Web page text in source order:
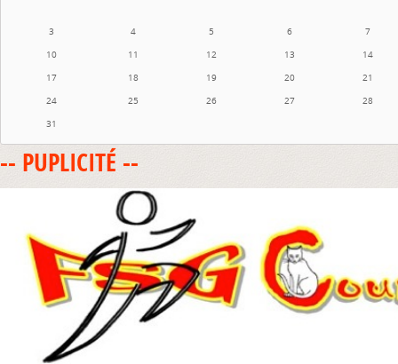
3 4 5 6
7
10
11 12 13
14
17
18 19 20
21
24
25 26 27
28
31
-- PUPLICITÉ --